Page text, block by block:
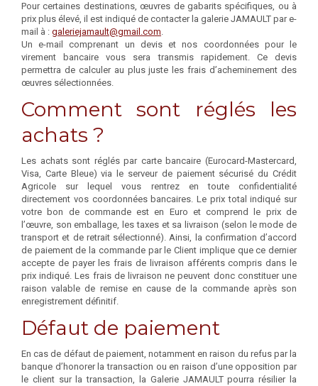
Pour certaines destinations, œuvres de gabarits spécifiques, ou à
prix plus élevé, il est indiqué de contacter la galerie JAMAULT par e-
mail à : galeriejamault@gmail.com.
Un e-mail comprenant un devis et nos coordonnées pour le
virement bancaire vous sera transmis rapidement. Ce devis
permettra de calculer au plus juste les frais d’acheminement des
œuvres sélectionnées.
Comment sont réglés les
achats ?
Les achats sont réglés par carte bancaire (Eurocard-Mastercard,
Visa, Carte Bleue) via le serveur de paiement sécurisé du Crédit
Agricole sur lequel vous rentrez en toute confidentialité
directement vos coordonnées bancaires. Le prix total indiqué sur
votre bon de commande est en Euro et comprend le prix de
l’œuvre, son emballage, les taxes et sa livraison (selon le mode de
transport et de retrait sélectionné). Ainsi, la confirmation d’accord
de paiement de la commande par le Client implique que ce dernier
accepte de payer les frais de livraison afférents compris dans le
prix indiqué. Les frais de livraison ne peuvent donc constituer une
raison valable de remise en cause de la commande après son
enregistrement définitif.
Défaut de paiement
En cas de défaut de paiement, notamment en raison du refus par la
banque d’honorer la transaction ou en raison d’une opposition par
le client sur la transaction, la Galerie JAMAULT pourra résilier la